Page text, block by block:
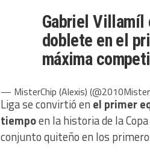
Gabriel Villamíl
doblete en el
máxima
— MisterChip (Alexis)
Liga se convirtió en el primer
tiempoen la historia de la
conjunto quiteño en los